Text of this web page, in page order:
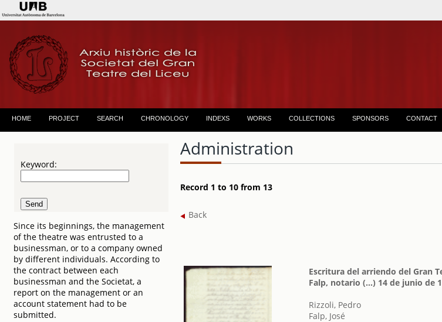
HOME PROJECT SEARCH CHRONOLOGY INDEXS WORKS COLLECTIONS SPONSORS CONTACT
Keyword:
Since its beginnings, the management
of the theatre was entrusted to a
businessman, or to a company owned
by different individuals. According to
the contract between each
businessman and the Societat, a
report on the management or an
account statement had to be
submitted.
Administration
Record 1 to 10 from 13
Back
Escritura del arriendo del Gran
Falp, notario (...) 14 de junio de
Rizzoli, Pedro
Falp, José